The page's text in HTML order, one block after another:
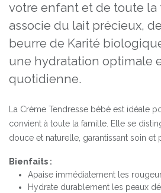
votre enfant et de toute la
associe du lait précieux,
beurre de Karité
une hydratation optimale
quotidienne.
La Crème Tendresse bébé est idéale
convient à toute la famille. Elle se
douce et naturelle, garantissant soin et
Bienfaits :
Apaise immédiatement les
Hydrate durablement les peaux